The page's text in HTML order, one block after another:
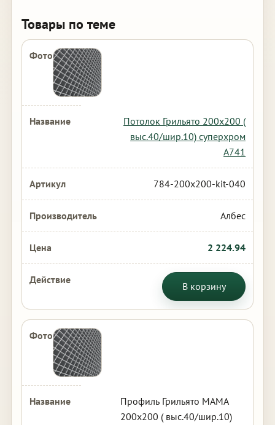
Товары по теме
Потолок Грильято 200х200 (
выс.40/шир.10) суперхром
А741
784-200x200-kit-040
Албес
2 224.94
В корзину
Профиль Грильято МАМА
200х200 ( выс.40/шир.10)